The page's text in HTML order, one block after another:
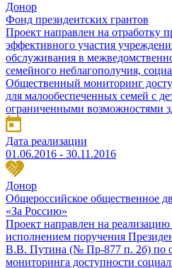
Донор
Фонд президентских грантов
Проект направлен на отработку
эффективного участия
обслуживания в
семейного неблагополучия,
Общественный мониторинг
для малообеспеченных семей с
ограниченными возможностями
Дата реализации
01.06.2016 - 30.11.2016
Донор
Общероссийское общественное
«За Россию»
Проект направлен на реализацию
исполнением поручения
В.В. Путина (№ Пр-877 п. 2б) по
мониторинга доступности